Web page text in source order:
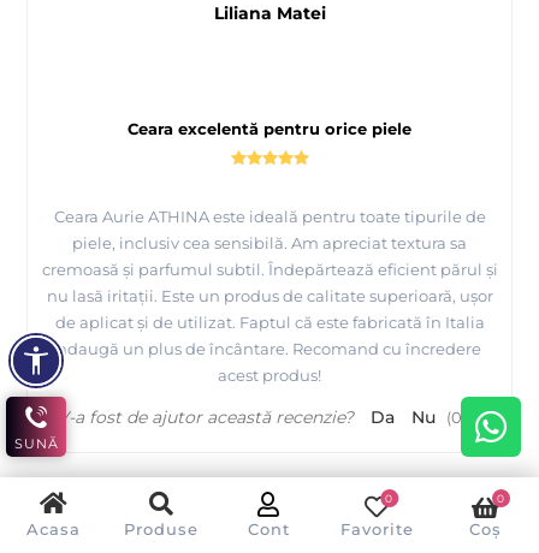
Acasa Produse Cont Favorite
0
Coș
0
Ceara excelentă pentru orice piele
Ceara Aurie ATHINA este ideală pentru toate tipurile de
piele, inclusiv cea sensibilă. Am apreciat textura sa
cremoasă și parfumul subtil. Îndepărtează eficient părul și
nu lasă iritații. Este un produs de calitate superioară, ușor
de aplicat și de utilizat. Faptul că este fabricată în Italia
adaugă un plus de încântare. Recomand cu încredere
acest produs!
Liliana Matei
V-a fost de ajutor această recenzie? Da Nu (0 0)
A
SUNĂ